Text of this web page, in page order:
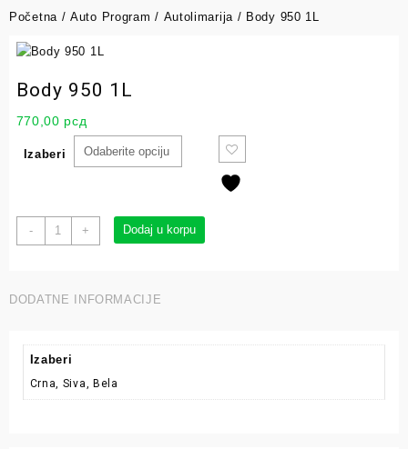
Početna /Auto Program / Autolimarija / Body 950 1L
Body 950 1L
770,00 рсд
Izaberi
- + Dodaj u korpu
DODATNE INFORMACIJE
Izaberi
Crna, Siva, Bela